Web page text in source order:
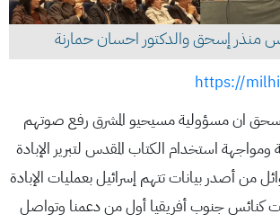
منذر إسحق والدكتور احسان حمارنة
https://
ان مسؤولية مسيحيو المشرق رفع صوتهم
ومواجهة استخدام الكتاب المقدس لتبرير الإبادة
من أصدر بيانات تتهم إسرائيل بعمليات الإبادة
كنائس جنوب أفريقيا أول من دعمنا وتواصل